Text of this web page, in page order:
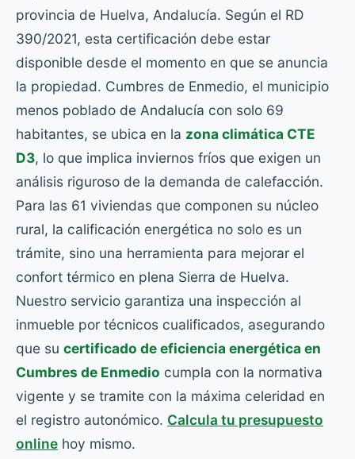
provincia de Huelva, Andalucía. Según el RD
390/2021, esta certificación debe estar
disponible desde el momento en que se anuncia
la propiedad. Cumbres de Enmedio, el municipio
menos poblado de Andalucía con solo 69
habitantes, se ubica en la zona climática CTE
D3, lo que implica inviernos fríos que exigen un
análisis riguroso de la demanda de calefacción.
Para las 61 viviendas que componen su núcleo
rural, la calificación energética no solo es un
trámite, sino una herramienta para mejorar el
confort térmico en plena Sierra de Huelva.
Nuestro servicio garantiza una inspección al
inmueble por técnicos cualificados, asegurando
que su certificado de eficiencia energética en
Cumbres de Enmedio cumpla con la normativa
vigente y se tramite con la máxima celeridad en
el registro autonómico. Calcula tu presupuesto
online hoy mismo.